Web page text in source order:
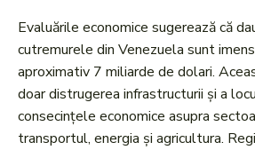
Evaluările economice sugerează că
cutremurele din Venezuela sunt
aproximativ 7 miliarde de dolari.
doar distrugerea infrastructurii și a
consecințele economice asupra
transportul, energia și agricultura.